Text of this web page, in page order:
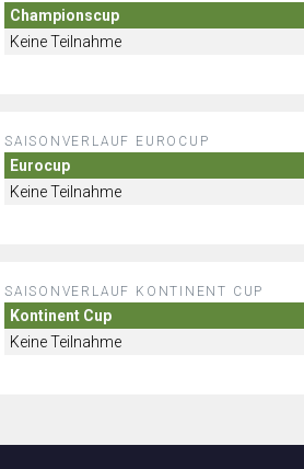
Championscup
Keine Teilnahme
SAISONVERLAUF EUROCUP
Eurocup
Keine Teilnahme
SAISONVERLAUF KONTINENT CUP
Kontinent Cup
Keine Teilnahme